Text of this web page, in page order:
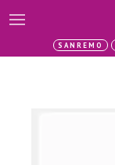
SANREMO